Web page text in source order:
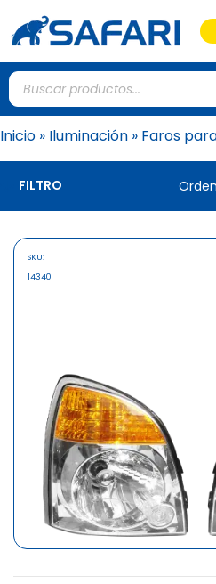
Inicio » Iluminación » Faros
FILTRO
SKU:
14340